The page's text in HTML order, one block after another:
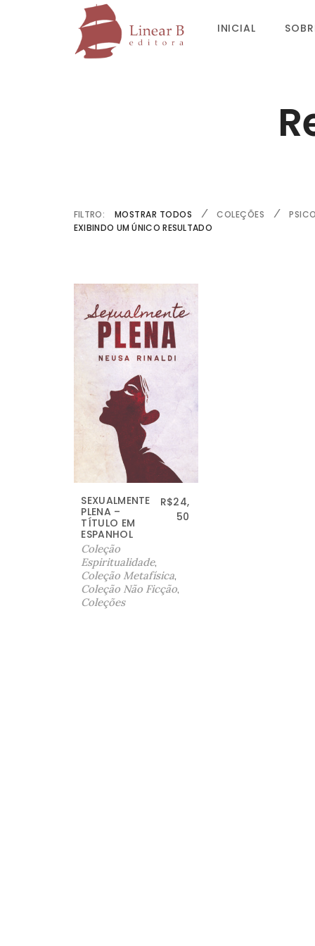
INICIAL
FILTRO: MOSTRAR TODOS COLEÇÕES
EXIBINDO UM ÚNICO RESULTADO
SEXUALMENTE
PLENA –
TÍTULO EM
ESPANHOL
R$24,
50
Coleção
Espiritualidade,
Coleção Metafísica,
Coleção Não Ficção,
Coleções